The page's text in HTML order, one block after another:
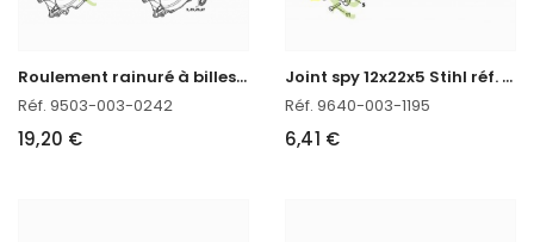
R
oulement rainuré à billes 6201
Réf. 9503-003-0242
19,20 €
J
oint spy 12x22x5 Stihl réf. 9640-003-1195
Réf. 9640-003-1195
6,41 €